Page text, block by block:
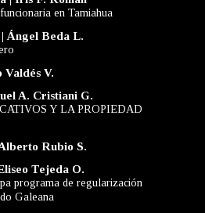
en Tamiahua
Ángel Beda L.
Valdés V.
A. Cristiani G.
Y LA PROPIEDAD
Rubio S.
Tejeda O.
programa de regularización
Galeana